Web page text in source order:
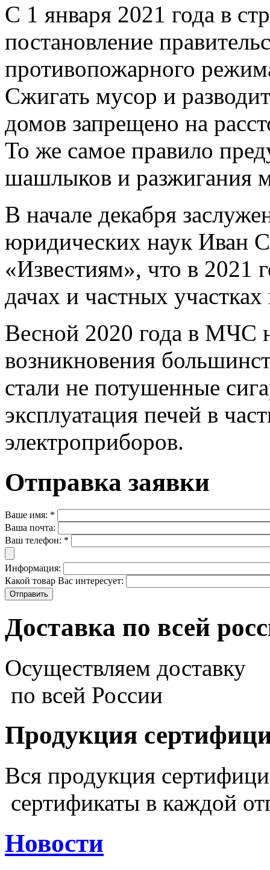
С 1 января 2021 года в
постановление
противопожарного
Сжигать мусор и
домов запрещено на
То же самое правило
шашлыков и разжигания
В начале декабря
юридических наук Иван
«Известиям», что в 2021
дачах и частных
Весной 2020 года в МЧС
возникновения
стали не потушенные
эксплуатация печей в
электроприборов.
Отправка заявки
Ваше имя: *
Ваша почта:
Ваш телефон: *
Информация:
Какой товар Вас интересует:
Доставка по всей
Осуществляем доставку
по всей России
Продукция
Вся продукция
сертификаты в каждой
Новости